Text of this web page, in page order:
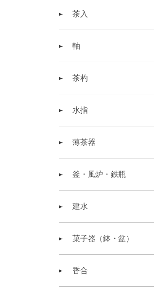
茶入
軸
茶杓
水指
薄茶器
釜・風炉・鉄瓶
建水
菓子器（鉢・盆）
香合